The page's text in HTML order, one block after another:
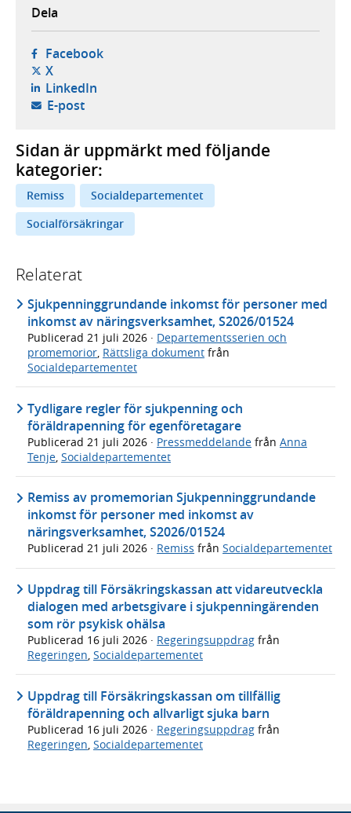
Dela
Facebook- öppnas i ny flik, extern webbplats,
X- öppnas i ny flik, extern webbplats,
LinkedIn- öppnas i ny flik, extern webbplats,
E-post- öppnar din e-postklient,
Sidan är uppmärkt med följande
kategorier:
Remiss
Socialdepartementet
Socialförsäkringar
Relaterat
Sjukpenninggrundande inkomst för personer med
inkomst av näringsverksamhet, S2026/01524
Publicerad 21 juli 2026 · Departementsserien och
promemorior, Rättsliga dokument från
Socialdepartementet
Tydligare regler för sjukpenning och
föräldrapenning för egenföretagare
Publicerad 21 juli 2026 · Pressmeddelande från Anna
Tenje Socialdepartementet
Remiss av promemorian Sjukpenninggrundande
inkomst för personer med inkomst av
näringsverksamhet, S2026/01524
Publicerad 21 juli 2026 · Remiss från Socialdepartementet
Uppdrag till Försäkringskassan att vidareutveckla
dialogen med arbetsgivare i sjukpenningärenden
som rör psykisk ohälsa
Publicerad 16 juli 2026 · Regeringsuppdrag från
Regeringen, Socialdepartementet
Uppdrag till Försäkringskassan om tillfällig
föräldrapenning och allvarligt sjuka barn
Publicerad 16 juli 2026 · Regeringsuppdrag från
Regeringen Socialdepartementet